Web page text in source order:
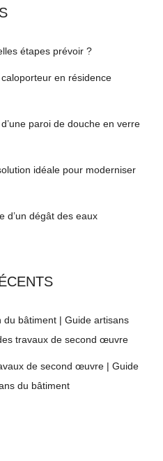
étapes prévoir ?
en résidence
paroi de douche en verre
idéale pour moderniser
d’un dégât des eaux
bâtiment | Guide artisans
travaux de second œuvre
de second œuvre | Guide
du bâtiment